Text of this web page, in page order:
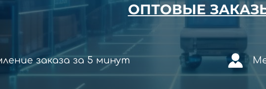
ОПТОВЫЕ
заказа за 5 минут